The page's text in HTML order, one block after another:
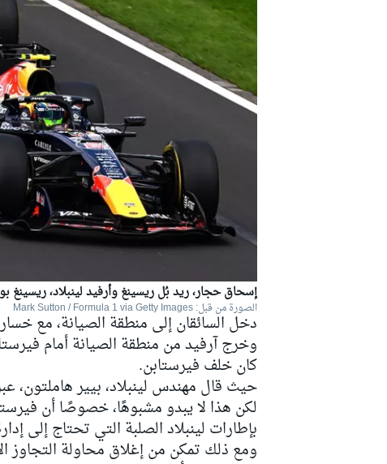
بطولات أخرى
إسحاق حجار، ريد بُل ريسينغ وأرفيد لينبلاد، ريسينغ
الصورة من قبل: Mark Sutton / Formula 1 via Getty Images
دخل السائقان إلى منطقة الصيانة، مع
وخرج آرفيد من منطقة الصيانة أمام
كان خلف فيرستابن.
حيث قال مهندس لينبلاد، بيير هاملتون،
لكن هذا لا يبدو مشبوهًا، خصوصًا أن
بإطارات لينبلاد الصلبة التي تحتاج إلى
ومع ذلك تمكن من إغلاق محاولة التجاوز